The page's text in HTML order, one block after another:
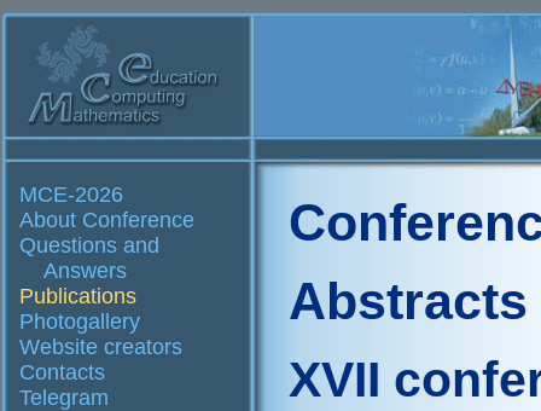
MCE-2026
About Conference
Questions and
Answers
Publications
Photogallery
Website creators
Contacts
Telegram
Abstracts
XVII